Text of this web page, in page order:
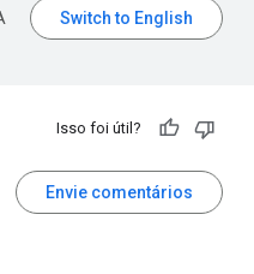
Isso foi útil?
Envie comentários